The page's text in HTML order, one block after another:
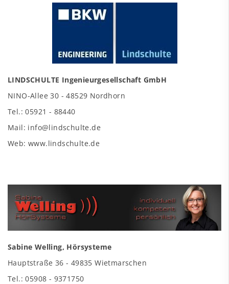
LINDSCHULTE Ingenieurgesellschaft GmbH
NINO-Allee 30 - 48529 Nordhorn
Tel.: 05921 - 88440
Mail: info@lindschulte.de
Web: www.lindschulte.de
Sabine Welling, Hörsysteme
Hauptstraße 36 - 49835 Wietmarschen
Tel.: 05908 - 9371750